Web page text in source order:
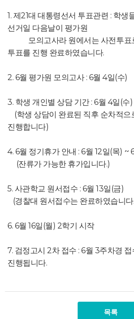
1. 제21대 대통령선서 투표관련 : 학생
선거일 다음날이 평가원
모의고사라 원에서는 사전투표
투표를 진행 완료하였습니다.
2. 6월 평가원 모의고사 : 6월 4일(수)
3. 학생 개인별 상담 기간 : 6월 4일(수)
(학생 상담이 완료된 직후 순차적으
진행합니다)
4. 6월 정기휴가 안내 : 6월 12일(목) ~
(잔류가 가능한 휴가입니다.)
5. 사관학교 원서접수 : 6월 13일(금)
(경찰대 원서접수는 완료하였습니다
6. 6월 16일(월) 2학기 시작
7. 검정고시 2차 접수 : 6월 3주차경
진행됩니다.
목록